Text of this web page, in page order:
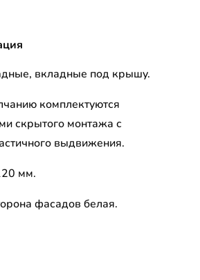
вкладные под крышу.
комплектуются
скрытого монтажа с
выдвижения.
мм.
фасадов белая.